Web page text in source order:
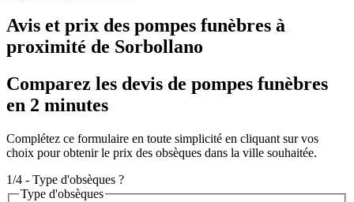
Avis et prix des pompes funèbres à
proximité de Sorbollano
Comparez les devis de pompes funèbres
en 2 minutes
Complétez ce formulaire en toute simplicité en cliquant sur vos
choix pour obtenir le prix des obsèques dans la ville souhaitée.
1/4 - Type d'obsèques ?
Type d'obsèques